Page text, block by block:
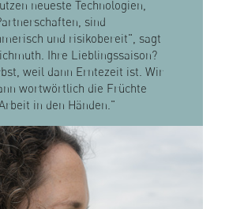
neueste Technologien,
sind
und risikobereit", sagt
Ihre Lieblingssaison?
weil dann Erntezeit ist. Wir
wortwörtlich die Früchte
in den Händen."